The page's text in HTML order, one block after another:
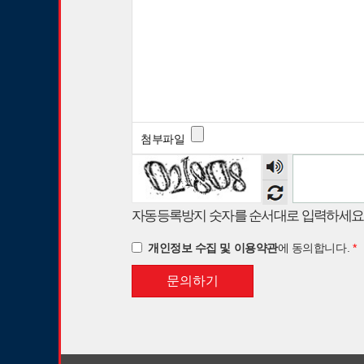
첨부파일
숫
자
음
성
기
자동등록방지 숫자를 순서대로 입력하세
개인정보 수집 및 이용약관에 동의합니다. *
문의하기